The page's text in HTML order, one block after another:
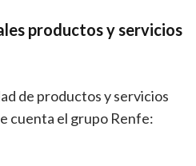
productos y servicios
de productos y servicios
cuenta el grupo Renfe: